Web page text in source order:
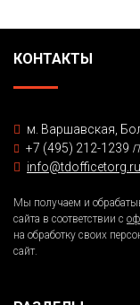
КОНТАКТЫ
м. Варшавская,
+7 (495) 212-1239
info@tdofficetorg.ru
Мы получаем и
сайта в соответствии с
на обработку своих
сайт.